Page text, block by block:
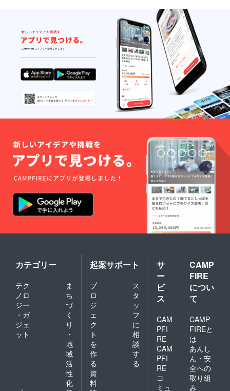
カテゴリー
テク
ノロ
ジー
・ガ
ジェ
ット
ま
ち
づ
く
り
・
地
域
活
性
化
起案サポート
プ
ロ
ジ
ェ
ク
ト
を
作
る
ス
タ
ッ
フ
に
相
談
す
る
資
料
サ
ー
ビ
ス
CAM
PFI
RE
CAM
PFI
RE
コ
ミュ
CAMP
FIRE
につい
て
CAMP
FIREと
は
あんし
ん・安
全への
取り組
み